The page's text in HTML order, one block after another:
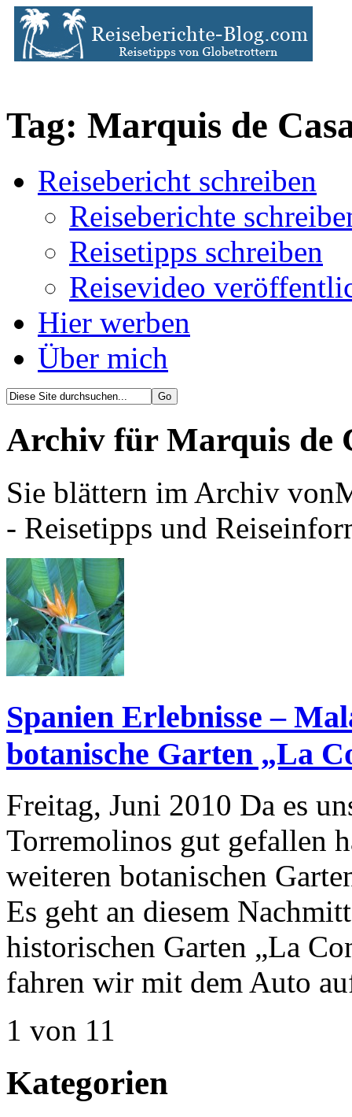
Tag: Marquis de
Reisebericht schreiben
Reiseberichte
Reisetipps schreiben
Reisevideo
Hier werben
Über mich
Archiv für Marquis de
Sie blättern im Archiv
- Reisetipps und
Spanien Erlebnisse –
botanische Garten „La
Freitag, Juni 2010 Da es
Torremolinos gut gefallen
weiteren botanischen
Es geht an diesem
historischen Garten „La
fahren wir mit dem Auto
1 von 11
Kategorien